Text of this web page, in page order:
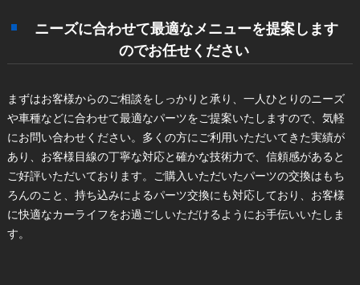
ニーズに合わせて最適なメニューを提案します
のでお任せください
まずはお客様からのご相談をしっかりと承り、一人ひとりのニーズ
や車種などに合わせて最適なパーツをご提案いたしますので、気軽
にお問い合わせください。多くの方にご利用いただいてきた実績が
あり、お客様目線の丁寧な対応と確かな技術力で、信頼感があると
ご好評いただいております。ご購入いただいたパーツの交換はもち
ろんのこと、持ち込みによるパーツ交換にも対応しており、お客様
に快適なカーライフをお過ごしいただけるようにお手伝いいたしま
す。